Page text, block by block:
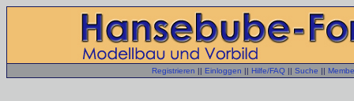
Registrieren || Einloggen || Hilfe/FAQ || Suche ||